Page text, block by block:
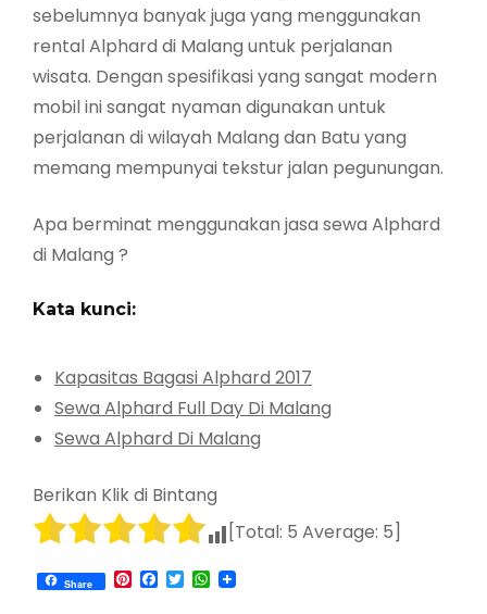
sebelumnya banyak juga yang menggunakan
rental Alphard di Malang untuk perjalanan
wisata. Dengan spesifikasi yang sangat modern
mobil ini sangat nyaman digunakan untuk
perjalanan di wilayah Malang dan Batu yang
memang mempunyai tekstur jalan pegunungan.
Apa berminat menggunakan jasa sewa Alphard
di Malang ?
Kata kunci:
Kapasitas Bagasi Alphard 2017
Sewa Alphard Full Day Di Malang
Sewa Alphard Di Malang
Berikan Klik di Bintang
[Total: 5 Average: 5]
Share Pinterest
Facebook
TwitterWhatsApp